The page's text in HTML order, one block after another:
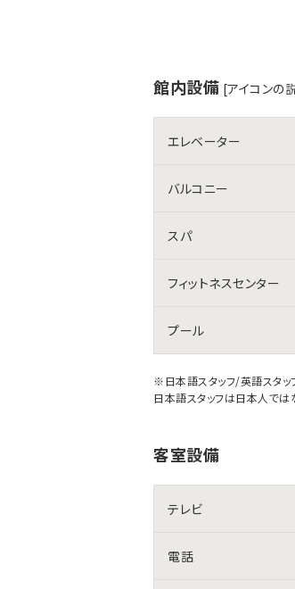
館内設備 [アイコン
エレベーター
バルコニー
スパ
フィットネスセンター
プール
※日本語スタッフ/英語スタッ
日本語スタッフは日本人では
客室設備
テレビ
電話